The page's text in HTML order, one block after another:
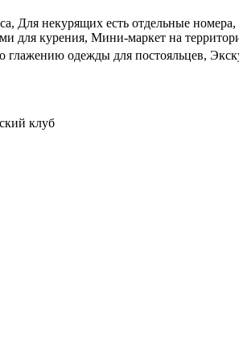
Для некурящих есть отдельные
для курения, Мини-маркет на
одежды для постояльцев,
клуб